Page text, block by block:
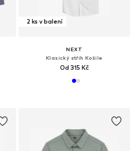
2 ks v balení
NEXT
Klasický střih Košile
Od 315 Kč